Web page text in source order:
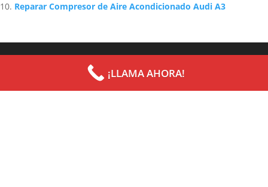
Reparar Compresor de Aire Acondicionado Audi A3
Archives Categories
¡LLAMA AHORA!